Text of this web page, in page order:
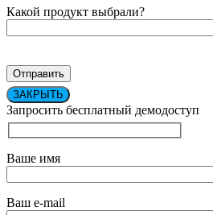
Какой продукт выбрали?
ЗАКРЫТЬ
Запросить бесплатный демодоступ
Ваше имя
Ваш e-mail